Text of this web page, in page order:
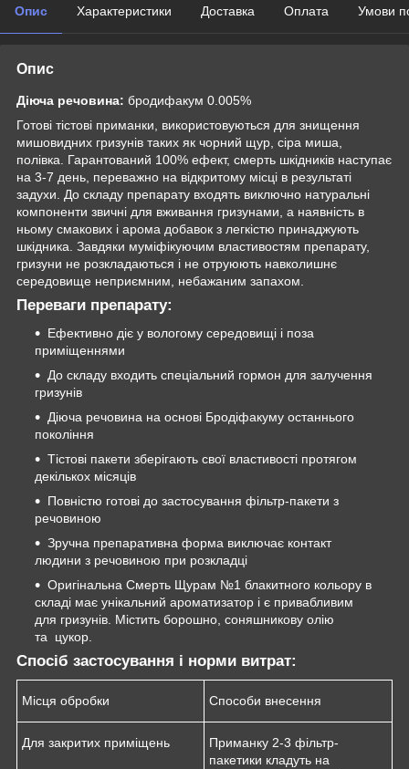
Опис Характеристики Доставка Оплата Умови
Опис
Діюча речовина: бродифакум 0.005%
Готові тістові приманки, використовуються для знищення
мишовидних гризунів таких як чорний щур, сіра миша,
полівка. Гарантований 100% ефект, смерть шкідників наступає
на 3-7 день, переважно на відкритому місці в результаті
задухи. До складу препарату входять виключно натуральні
компоненти звичні для вживання гризунами, а наявність в
ньому смакових і арома добавок з легкістю принаджують
шкідника. Завдяки муміфікуючим властивостям препарату,
гризуни не розкладаються і не отруюють навколишнє
середовище неприємним, небажаним запахом.
Переваги препарату:
Ефективно діє у вологому середовищі і поза
приміщеннями
До складу входить спеціальний гормон для залучення
гризунів
Діюча речовина на основі Бродіфакуму останнього
покоління
Тістові пакети зберігають свої властивості протягом
декількох місяців
Повністю готові до застосування фільтр-пакети з
речовиною
Зручна препаративна форма виключає контакт
людини з речовиною при розкладці
Оригінальна Смерть Щурам №1 блакитного кольору в
складі має унікальний ароматизатор і є привабливим
для гризунів. Містить борошно, соняшникову олію
та цукор.
Спосіб застосування і норми витрат:
Місця обробки Способи внесення
Для закритих приміщень
Приманку 2-3 фільтр-
пакетики кладуть на